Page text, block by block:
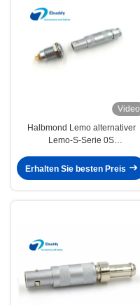
Video
Halbmond Lemo alternativer
Lemo-S-Serie 0S
FFA.0S.304.CLAC
Erhalten Sie besten Preis